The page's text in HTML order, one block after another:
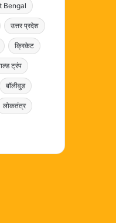
Bengal
उत्तर प्रदेश
क्रिकेट
ट्रंप
बॉलीवुड
लोकतंत्र